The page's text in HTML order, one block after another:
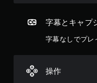
字幕とキャプ
字幕なしでプレ
操作